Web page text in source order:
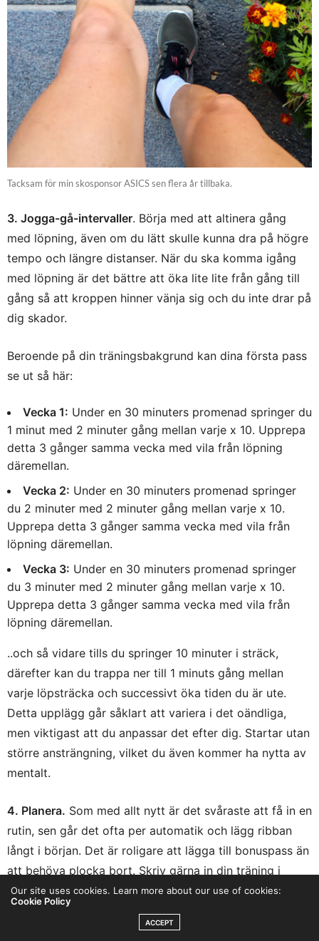
Tacksam för min skosponsor ASICS sen flera år tillbaka.
3. Jogga-gå-intervaller. Börja med att altinera gång
med löpning, även om du lätt skulle kunna dra på högre
tempo och längre distanser. När du ska komma igång
med löpning är det bättre att öka lite lite från gång till
gång så att kroppen hinner vänja sig och du inte drar på
dig skador.
Beroende på din träningsbakgrund kan dina första pass
se ut så här:
Vecka 1: Under en 30 minuters promenad springer du
1 minut med 2 minuter gång mellan varje x 10. Upprepa
detta 3 gånger samma vecka med vila från löpning
däremellan.
Vecka 2: Under en 30 minuters promenad springer
du 2 minuter med 2 minuter gång mellan varje x 10.
Upprepa detta 3 gånger samma vecka med vila från
löpning däremellan.
Vecka 3: Under en 30 minuters promenad springer
du 3 minuter med 2 minuter gång mellan varje x 10.
Upprepa detta 3 gånger samma vecka med vila från
löpning däremellan.
..och så vidare tills du springer 10 minuter i sträck,
därefter kan du trappa ner till 1 minuts gång mellan
varje löpsträcka och successivt öka tiden du är ute.
Detta upplägg går såklart att variera i det oändliga,
men viktigast att du anpassar det efter dig. Startar utan
större ansträngning, vilket du även kommer ha nytta av
mentalt.
4. Planera. Som med allt nytt är det svåraste att få in en
rutin, sen går det ofta per automatik och lägg ribban
långt i början. Det är roligare att lägga till bonuspass än
att behöva plocka bort. Skriv gärna in din träning i
kalendern eller lägg in den på väg till/från det du redan
Transportträning
Förslag på veckoplanering hittar du här.
Our site uses cookies. Learn more about our use of cookies:
Cookie Policy
ACCEPT